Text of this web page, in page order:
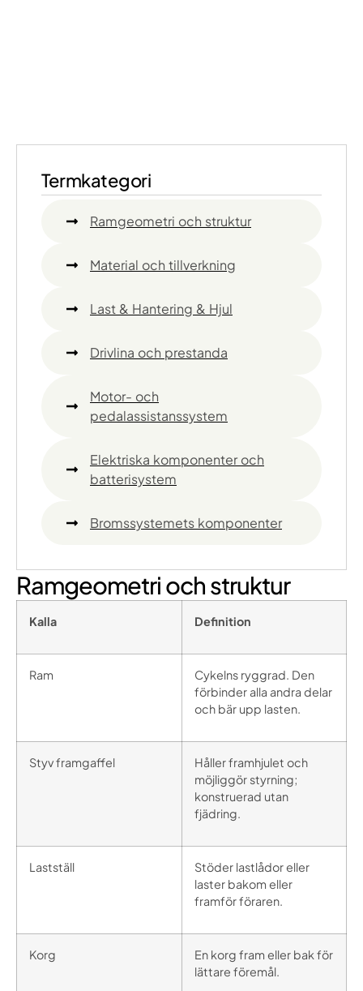
Termkategori
Ramgeometri och struktur
Material och tillverkning
Last & Hantering & Hjul
Drivlina och prestanda
Motor- och
pedalassistanssystem
Elektriska komponenter och
batterisystem
Bromssystemets komponenter
Ramgeometri och struktur
Kalla Definition
Ram
Cykelns ryggrad. Den
förbinder alla andra delar
och bär upp lasten.
Styv framgaffel
Håller framhjulet och
möjliggör styrning;
konstruerad utan
fjädring.
Lastställ
Stöder lastlådor eller
laster bakom eller
framför föraren.
Korg
En korg fram eller bak för
lättare föremål.